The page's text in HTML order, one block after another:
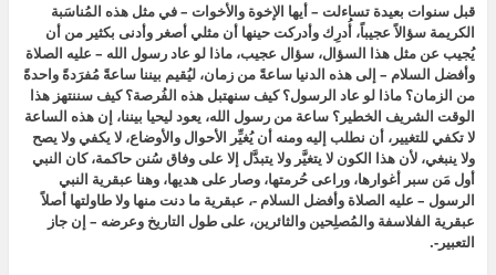
قبل سنوات بعيدة تساءلت – أيها الإخوة والأخوات – في مثل هذه المُناسَبة
الكريمة سؤالاً عجيباً، أُدرِك وأدركت حينها أن مثلي أصغر وأدنى بكثير من أن
يُجيب عن مثل هذا السؤال، سؤال عجيب، ماذا لو عاد رسول الله – عليه الصلاة
وأفضل السلام – إلى هذه الدنيا ساعةً من زمان، ليُقيم بيننا ساعةً مُفرَدةً واحدةً
من الزمان؟ ماذا لو عاد الرسول؟ كيف سنهتبل هذه الفُرصة؟ كيف سننتهز هذا
الوقت الشريف الخطير؟ ساعة من رسول الله، يعود ليحيا بيننا، إن هذه الساعة
لا تكفي للتغيير، أن نطلب إليه ومنه أن يُغيِّر الأحوال والأوضاع، لا يكفي ولا يصح
ولا ينبغي، لأن هذا الكون لا يتغيَّر ولا يتبدَّل إلا على وفاق سُنن حاكمة، كان النبي
أول مَن سبر أغوارها، وراعى حُرمتها، وصار على هديها، وهنا عبقرية النبي
الرسول – عليه الصلاة وأفضل السلام -، عبقرية ما دنت منها ولا طاولتها أصلاً
عبقرية الفلاسفة والمُصلِحين والثائرين، على طول التاريخ وعرضه – إن جاز
التعبير-.